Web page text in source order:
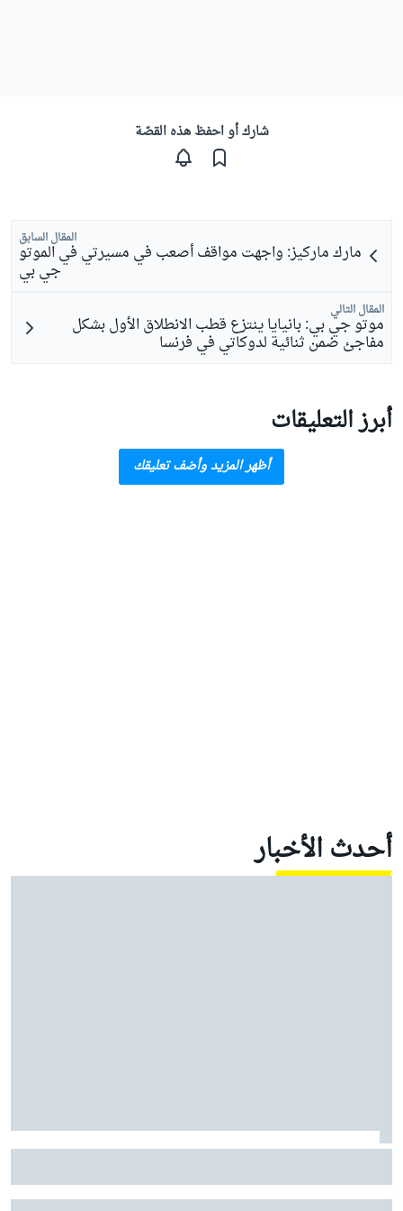
شارك أو احفظ هذه القصّة
المقال السابق
مارك ماركيز: واجهت مواقف أصعب في مسيرتي في الموتو
جي بي
المقال التالي
موتو جي بي: بانيايا ينتزع قطب الانطلاق الأول بشكل
مفاجئ ضمن ثنائية لدوكاتي في فرنسا
أبرز التعليقات
أظهر المزيد وأضف تعليقك
أحدث الأخبار
هوندا تكشف لماذا لم تدرك حجم مشاكلها في الفورمولا 1 إلا